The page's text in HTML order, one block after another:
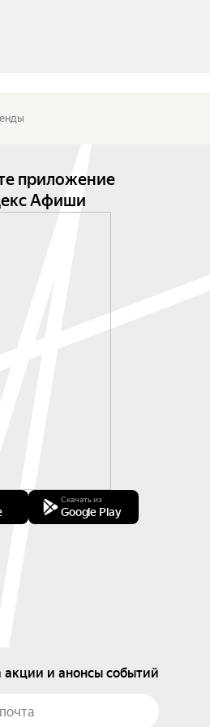
приложение
Афиши
Скачать из
Google Play
и анонсы событий